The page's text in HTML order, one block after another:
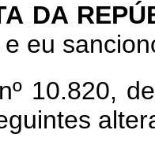
DA
eu
10.820,